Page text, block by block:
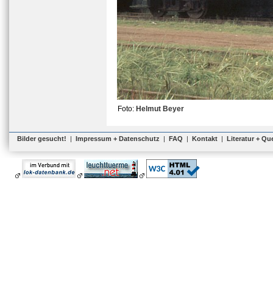
Foto: Helmut Beyer
Bilder gesucht! | Impressum + Datenschutz | FAQ | Kontakt | Literatur +